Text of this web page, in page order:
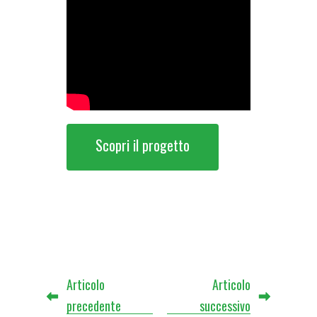
Scopri il progetto
Articolo
precedente
Articolo
successivo